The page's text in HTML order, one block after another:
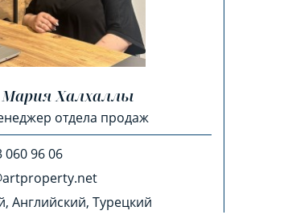
Мария Халхаллы
отдела продаж
060 96 06
Английский, Турецкий